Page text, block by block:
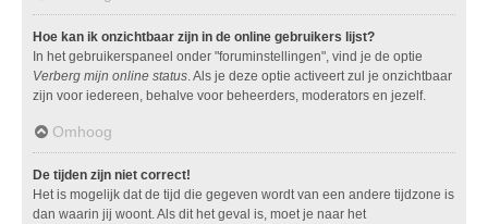
Hoe kan ik onzichtbaar zijn in de online gebruikers lijst?
In het gebruikerspaneel onder "foruminstellingen", vind je de optie
Verberg mijn online status . Als je deze optie activeert zul je onzichtbaar
zijn voor iedereen, behalve voor beheerders, moderators en jezelf.
Omhoog
De tijden zijn niet correct!
Het is mogelijk dat de tijd die gegeven wordt van een andere tijdzone is
dan waarin jij woont. Als dit het geval is, moet je naar het